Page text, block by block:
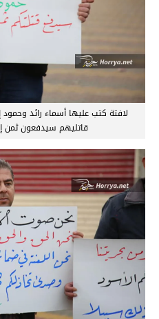
لافتة كتب عليها أسماء رائد
قاتليهم سيدفعون ثمن